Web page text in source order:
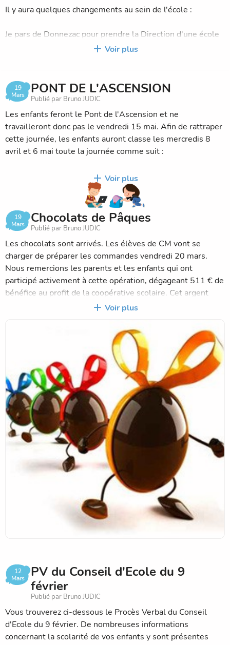
Il y aura quelques changements au sein de l'école :
Je pars de Donnezac pour prendre la Direction d'une école
à Pessac. Un enseignant, M. Lavigne, prendra donc le CM1-
Mme Krywenskyj transformera sa classe en mettant en
place une nouvelle pédagogie (nous comptons d'ailleurs
Direction de l'école.
Mme Musset reviendra en novembre et une autre
enseignante assurera la rentrée.
Mme Léger sera à mi-temps.
Nous savons que les changements peuvent faire peur !
Mais vous pouvez compter sur l'équipe enseignante pour
continuer à faire de notre petite école un merveilleux
endroit !
Cordialement.
Bruno Judic
Voir plus
19
Mars
PONT DE L'ASCENSION
Publié par Bruno JUDIC
Les enfants feront le Pont de l'Ascension et ne
travailleront donc pas le vendredi 15 mai. Afin de rattraper
cette journée, les enfants auront classe les mercredis 8
avril et 6 mai toute la journée comme suit :
Mercredi 8 avril : 9 h-12 h et 14 h-16 h soit 2 h 40
Mercredi 6 mai : 9 h-–12 h 05 et 14 h-16 h soit 2 h 45
rattrapées.
Les services périscolaires (cantine, garderie, bus) seront
Le Directeur.
Voir plus
19
Mars
Chocolats de Pâques
Publié par Bruno JUDIC
Les chocolats sont arrivés. Les élèves de CM vont se
charger de préparer les commandes vendredi 20 mars.
Nous remercions les parents et les enfants qui ont
participé activement à cette opération, dégageant 511 € de
bénéfice au profit de la coopérative scolaire. Cet argent
sera affecté aux paiements de certaines sorties scolaires
Voir plus
12
Mars
PV du Conseil d'Ecole du 9
février
Publié par Bruno JUDIC
Vous trouverez ci-dessous le Procès Verbal du Conseil
d'Ecole du 9 février. De nombreuses informations
concernant la scolarité de vos enfants y sont présentes